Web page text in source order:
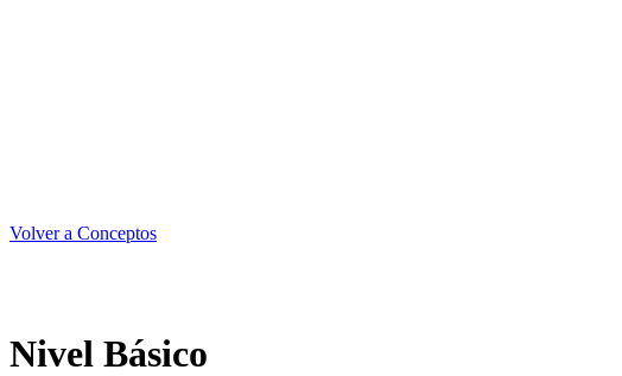
Volver a Conceptos
Nivel Básico